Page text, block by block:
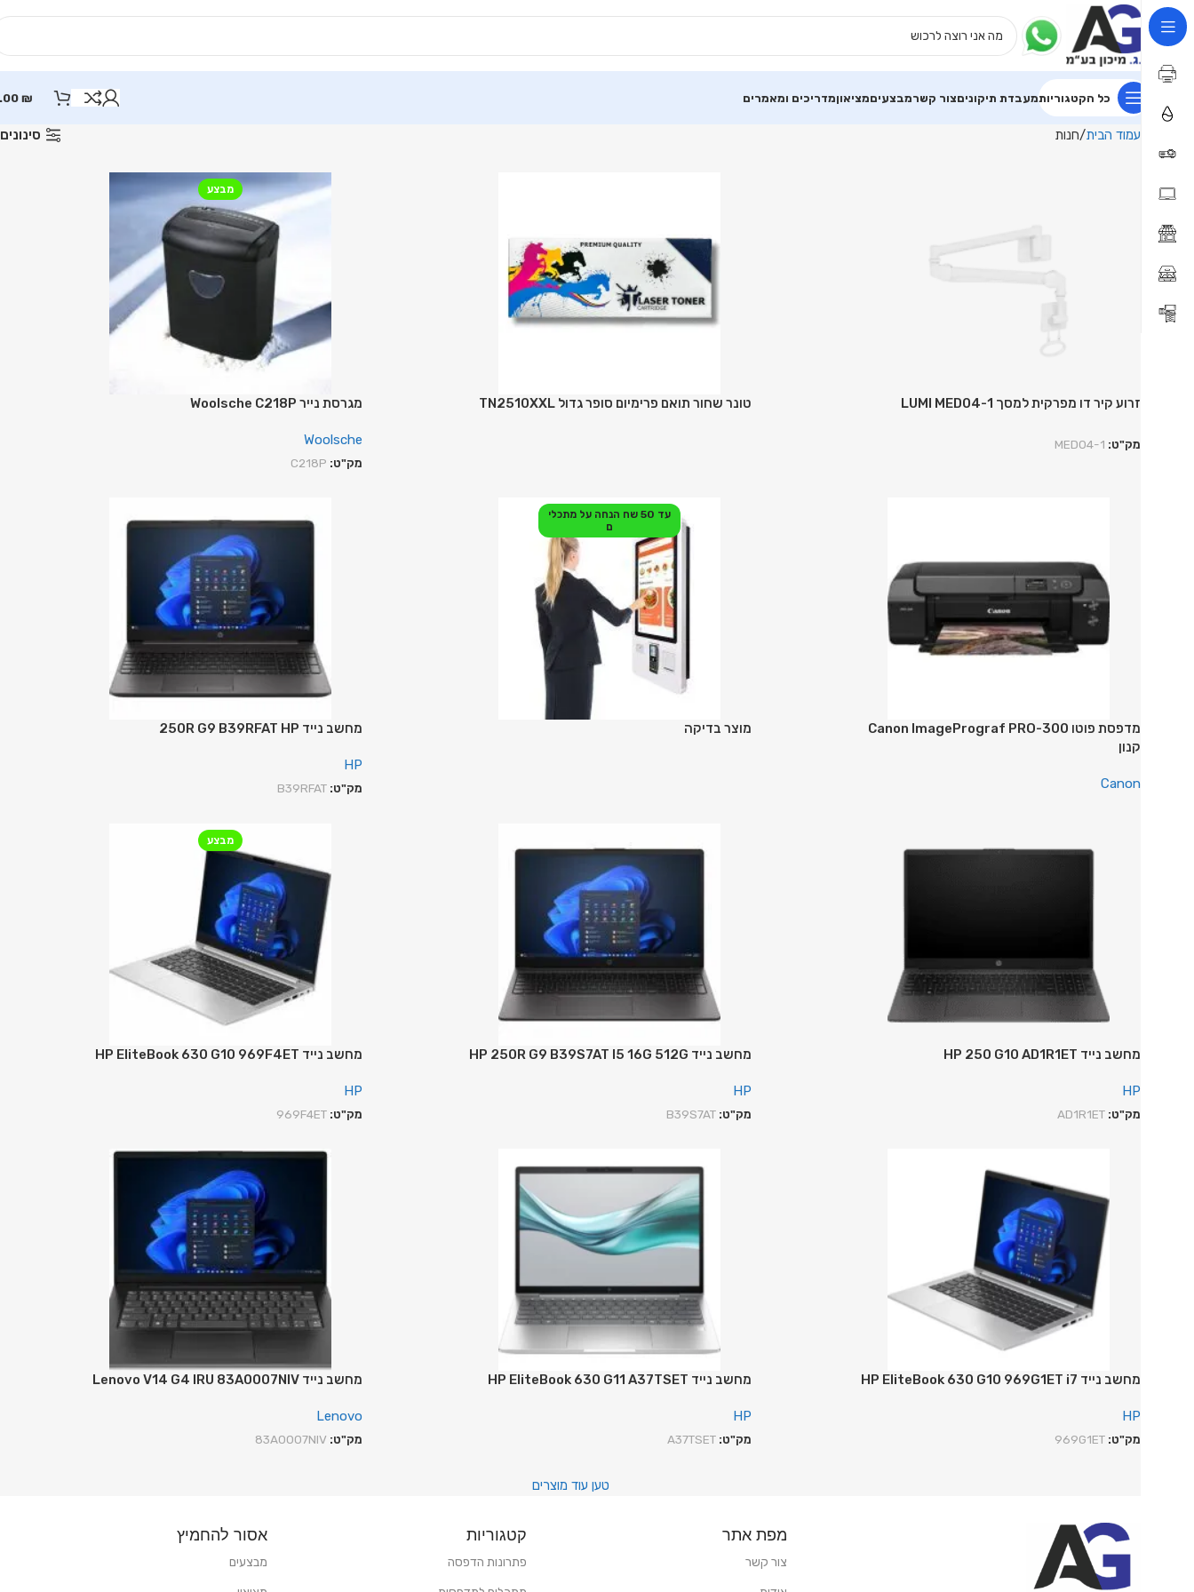
כל הקטגוריותמעבדת תיקוניםצור קשרמבצעיםמציאוןמדריכים ומאמרים ₪
עמוד הבית חנות סינונים
זרוע קיר דו מפרקית למסך LUMI MED04-1
מק"ט: MED04-1
טונר שחור תואם פרימיום סופר גדול TN2510XXL
מבצע
מגרסת נייר Woolsche C218P
Woolsche
מק"ט: C218P
מדפסת ‏פוטו Canon ImagePrograf PRO-300
קנון
Canon
עד 50 שח הנחה על מתכלי
ם
מוצר בדיקה מחשב נייד 250R G9‎ B39RFAT HP
HP
מק"ט: B39RFAT
מחשב נייד HP 250 G10 AD1R1ET
HP
מק"ט: AD1R1ET
מחשב נייד HP 250R G9 B39S7AT I5 16G 512G
HP
מק"ט: B39S7AT
מבצע
מחשב נייד HP EliteBook 630 G10 969F4ET
HP
מק"ט: 969F4ET
מחשב נייד HP EliteBook 630 G10 969G1ET i7
HP
מק"ט: 969G1ET
מחשב נייד HP EliteBook 630 G11 A37TSET
HP
מק"ט: A37TSET
מחשב נייד Lenovo V14 G4 IRU 83A0007NIV
Lenovo
מק"ט: 83A0007NIV
טען עוד מוצרים
מפת אתר
צור קשר
קטגוריות
פתרונות הדפסה
אסור להחמיץ
מבצעים